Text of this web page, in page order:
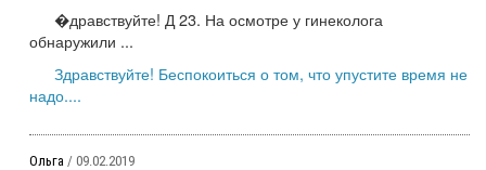
�дравствуйте! Д 23. На осмотре у гинеколога
обнаружили ...
Здравствуйте! Беспокоиться о том, что упустите время не
надо....
Ольга / 09.02.2019